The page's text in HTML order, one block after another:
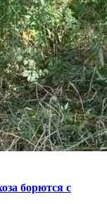
борются с